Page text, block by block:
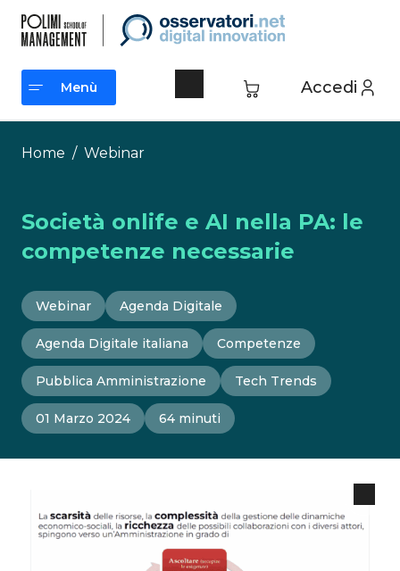
contenuto
Accedi
Menù
Menù
Home / Webinar
Società onlife e AI nella PA: le
competenze necessarie
Webinar Agenda Digitale
Agenda Digitale italiana Competenze
Pubblica Amministrazione Tech Trends
01 Marzo 2024 64 minuti